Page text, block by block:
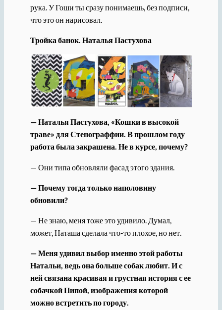
рука. У Гоши ты сразу понимаешь, без подписи,
что это он нарисовал.
Тройка банок. Наталья Пастухова
— Наталья Пастухова, «Кошки в высокой
траве» для Стенограффии. В прошлом году
работа была закрашена. Не в курсе, почему?
— Они типа обновляли фасад этого здания.
— Почему тогда только наполовину
обновили?
— Не знаю, меня тоже это удивило. Думал,
может, Наташа сделала что-то плохое, но нет.
— Меня удивил выбор именно этой работы
Натальи, ведь она больше собак любит. И с
ней связана красивая и грустная история с ее
собачкой Пипой, изображения которой
можно встретить по городу.